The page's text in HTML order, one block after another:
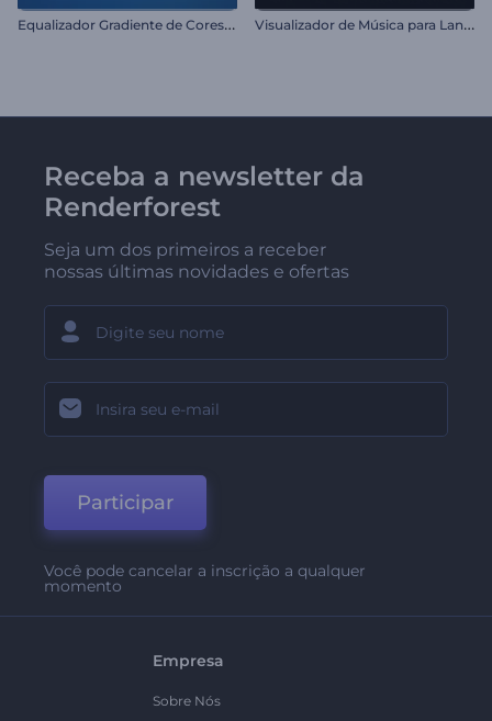
E
qualizador Gradiente de Cores Suave V
isualizador de Música para Lançamentos
Receba a newsletter da
Renderforest
Seja um dos primeiros a receber
nossas últimas novidades e ofertas
Participar
Você pode cancelar a inscrição a qualquer
momento
Empresa
Sobre Nós